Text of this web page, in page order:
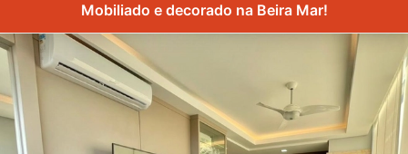
Mobiliado e decorado na Beira Mar!